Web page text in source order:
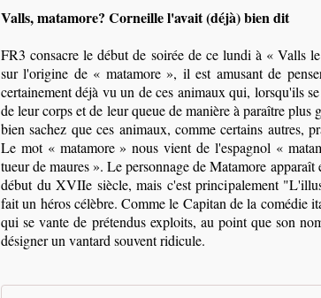
Valls, matamore? Corneille l'avait (déjà) bien dit
FR3 consacre le début de soirée de ce lundi à « Valls
sur l'origine de « matamore », il est amusant de
certainement déjà vu un de ces animaux qui, lorsqu'ils
de leur corps et de leur queue de manière à paraître plus
bien sachez que ces animaux, comme certains autres,
Le mot « matamore » nous vient de l'espagnol «
tueur de maures ». Le personnage de Matamore apparaît
début du XVIIe siècle, mais c'est principalement
fait un héros célèbre. Comme le Capitan de la comédie
qui se vante de prétendus exploits, au point que son
désigner un vantard souvent ridicule.